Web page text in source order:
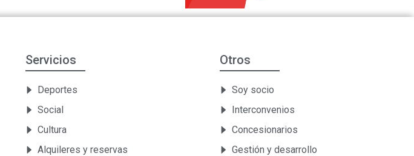
Servicios
Deportes
Social
Cultura
Alquileres y reservas
Otros
Soy socio
Interconvenios
Concesionarios
Gestión y desarrollo